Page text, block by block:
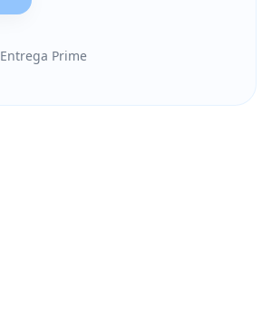
Entrega Prime